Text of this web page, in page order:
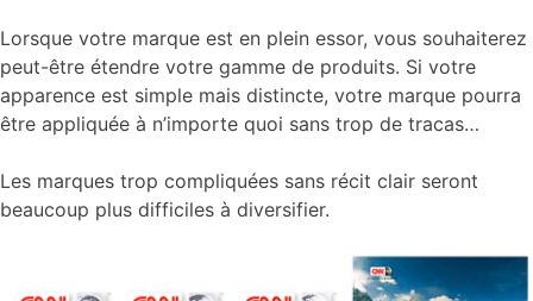
Lorsque votre marque est en plein essor, vous souhaiterez
peut-être étendre votre gamme de produits. Si votre
apparence est simple mais distincte, votre marque pourra
être appliquée à n’importe quoi sans trop de tracas…
Les marques trop compliquées sans récit clair seront
beaucoup plus difficiles à diversifier.